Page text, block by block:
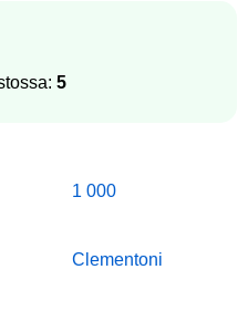
5
1 000
Clementoni